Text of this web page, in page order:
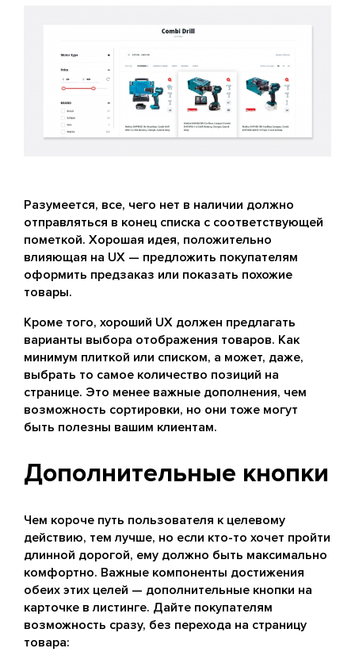
Разумеется, все, чего нет в наличии должно
отправляться в конец списка с соответствующей
пометкой. Хорошая идея, положительно
влияющая на UX — предложить покупателям
оформить предзаказ или показать похожие
товары.
Кроме того, хороший UX должен предлагать
варианты выбора отображения товаров. Как
минимум плиткой или списком, а может, даже,
выбрать то самое количество позиций на
странице. Это менее важные дополнения, чем
возможность сортировки, но они тоже могут
быть полезны вашим клиентам.
Дополнительные кнопки
Чем короче путь пользователя к целевому
действию, тем лучше, но если кто-то хочет пройти
длинной дорогой, ему должно быть максимально
комфортно. Важные компоненты достижения
обеих этих целей — дополнительные кнопки на
карточке в листинге. Дайте покупателям
возможность сразу, без перехода на страницу
товара: